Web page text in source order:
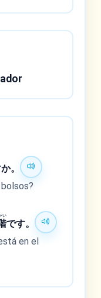
。
い
です。
en el